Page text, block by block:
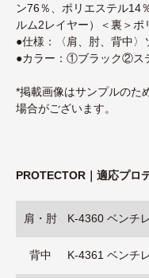
ン76％、ポリエステル14
ルム2レイヤー）＜裏＞
●仕様：〈肩、肘、背中〉
●カラー：①ブラック②ス
*掲載画像はサンプルのた
場合がございます。
PROTECTOR｜適応プロ
肩・肘 K-4360 ベンチ
背中 K-4361 ベンチ